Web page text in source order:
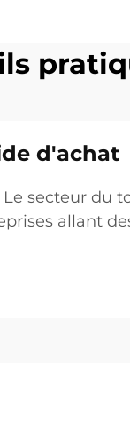
d'achat
secteur du
allant